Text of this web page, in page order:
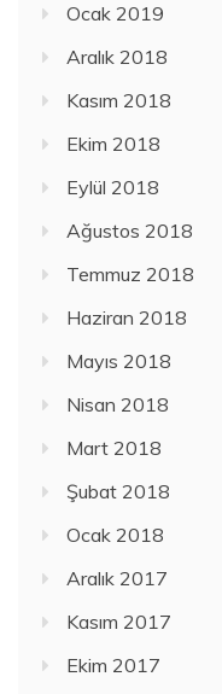
Ocak 2019
Aralık 2018
Kasım 2018
Ekim 2018
Eylül 2018
Ağustos 2018
Temmuz 2018
Haziran 2018
Mayıs 2018
Nisan 2018
Mart 2018
Şubat 2018
Ocak 2018
Aralık 2017
Kasım 2017
Ekim 2017